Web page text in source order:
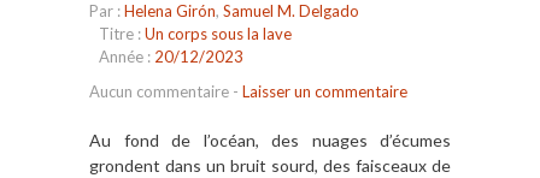
Par :Helena Girón, Samuel M. Delgado
Titre :Un corps sous la lave
Année : 20/12/2023
Aucun commentaire - Laisser un commentaire
Au fond de l’océan, des nuages d’écumes
grondent dans un bruit sourd, des faisceaux de